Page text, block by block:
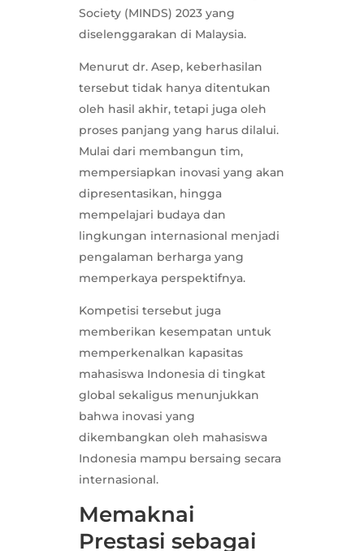
Society (MINDS) 2023 yang
diselenggarakan di Malaysia.
Menurut dr. Asep, keberhasilan
tersebut tidak hanya ditentukan
oleh hasil akhir, tetapi juga oleh
proses panjang yang harus dilalui.
Mulai dari membangun tim,
mempersiapkan inovasi yang akan
dipresentasikan, hingga
mempelajari budaya dan
lingkungan internasional menjadi
pengalaman berharga yang
memperkaya perspektifnya.
Kompetisi tersebut juga
memberikan kesempatan untuk
memperkenalkan kapasitas
mahasiswa Indonesia di tingkat
global sekaligus menunjukkan
bahwa inovasi yang
dikembangkan oleh mahasiswa
Indonesia mampu bersaing secara
internasional.
Memaknai
Prestasi sebagai